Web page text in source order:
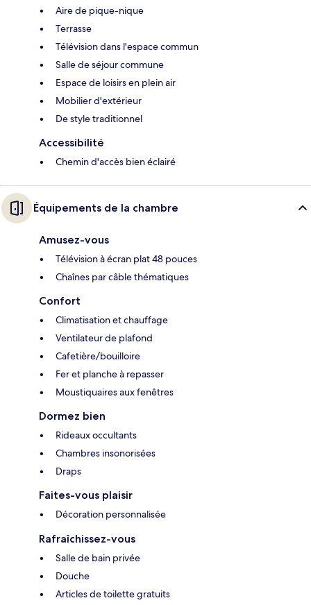
Aire de pique-nique
Terrasse
Télévision dans l'espace commun
Salle de séjour commune
Espace de loisirs en plein air
Mobilier d'extérieur
De style traditionnel
Accessibilité
Chemin d'accès bien éclairé
Équipements de la chambre
Amusez-vous
Télévision à écran plat 48 pouces
Chaînes par câble thématiques
Confort
Climatisation et chauffage
Ventilateur de plafond
Cafetière/bouilloire
Fer et planche à repasser
Moustiquaires aux fenêtres
Dormez bien
Rideaux occultants
Chambres insonorisées
Draps
Faites-vous plaisir
Décoration personnalisée
Rafraîchissez-vous
Salle de bain privée
Douche
Articles de toilette gratuits